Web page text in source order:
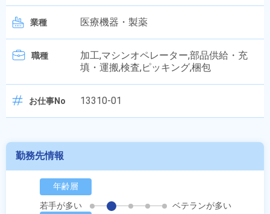
業種 医療機器・製薬
職種
加工,マシンオペレーター,部品供給・充
填・運搬,検査,ピッキング,梱包
お仕事No 13310-01
勤務先情報
年齢層
若手が多い
ベテランが多い